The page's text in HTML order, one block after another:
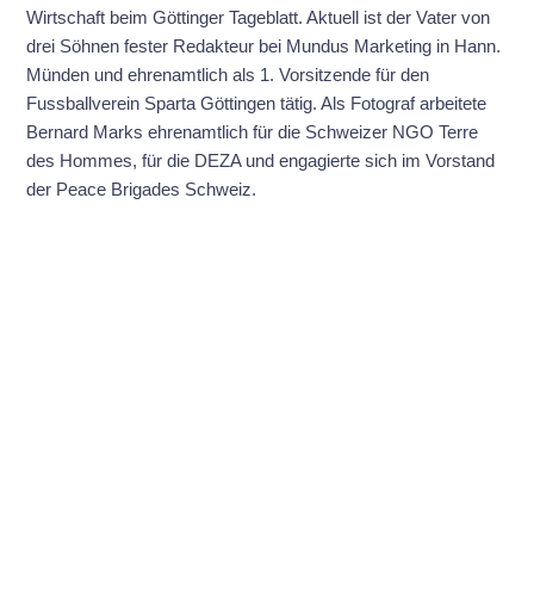
Wirtschaft beim Göttinger Tageblatt. Aktuell ist der Vater von
drei Söhnen fester Redakteur bei Mundus Marketing in Hann.
Münden und ehrenamtlich als 1. Vorsitzende für den
Fussballverein Sparta Göttingen tätig. Als Fotograf arbeitete
Bernard Marks ehrenamtlich für die Schweizer NGO Terre
des Hommes, für die DEZA und engagierte sich im Vorstand
der Peace Brigades Schweiz.